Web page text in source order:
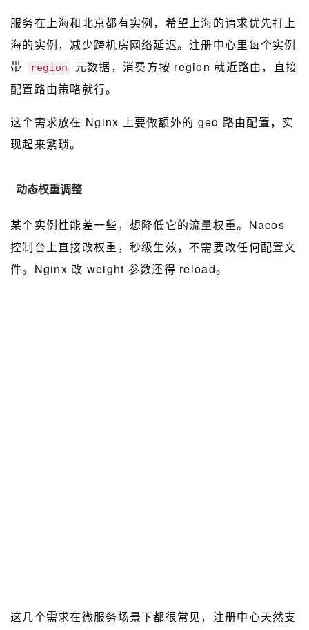
服务在上海和北京都有实例，希望上海的请求优先打上
海的实例，减少跨机房网络延迟。注册中心里每个实例
带
region
元数据，消费方按 region 就近路由，直接
配置路由策略就行。
这个需求放在 Nginx 上要做额外的 geo 路由配置，实
现起来繁琐。
动态权重调整
某个实例性能差一些，想降低它的流量权重。Nacos
控制台上直接改权重，秒级生效，不需要改任何配置文
件。Nginx 改 weight 参数还得 reload。
这几个需求在微服务场景下都很常见，注册中心天然支